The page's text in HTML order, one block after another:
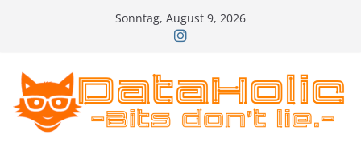
Sonntag, August 9, 2026